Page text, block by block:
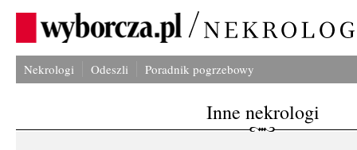
Nekrologi Odeszli Poradnik pogrzebowy
Inne nekrologi